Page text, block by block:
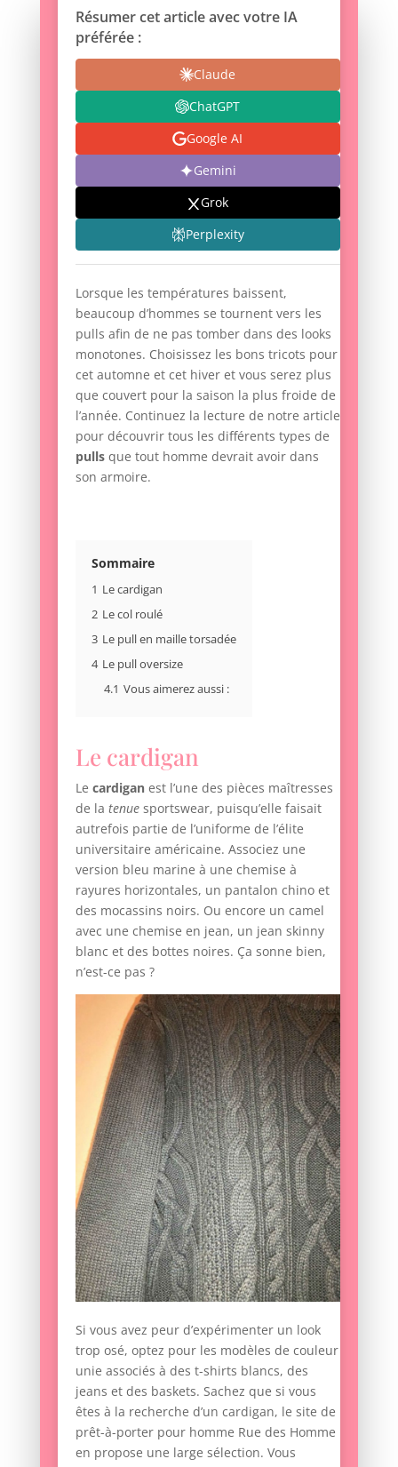
Résumer cet article avec votre IA
préférée :
Claude
ChatGPT
Google AI
Gemini
Grok
Perplexity
Lorsque les températures baissent,
beaucoup d’hommes se tournent vers les
pulls afin de ne pas tomber dans des looks
monotones. Choisissez les bons tricots pour
cet automne et cet hiver et vous serez plus
que couvert pour la saison la plus froide de
l’année. Continuez la lecture de notre article
pour découvrir tous les différents types de
pullsque tout homme devrait avoir dans
son armoire.
Sommaire
1 Le cardigan
2 Le col roulé
3 Le pull en maille torsadée
4 Le pull oversize
4.1 Vous aimerez aussi :
Le cardigan
Le cardiganest l’une des pièces maîtresses
de la tenuesportswear, puisqu’elle faisait
autrefois partie de l’uniforme de l’élite
universitaire américaine. Associez une
version bleu marine à une chemise à
rayures horizontales, un pantalon chino et
des mocassins noirs. Ou encore un camel
avec une chemise en jean, un jean skinny
blanc et des bottes noires. Ça sonne bien,
n’est-ce pas ?
Si vous avez peur d’expérimenter un look
trop osé, optez pour les modèles de couleur
unie associés à des t-shirts blancs, des
jeans et des baskets. Sachez que si vous
êtes à la recherche d’un cardigan, le site de
prêt-à-porter pour homme Rue des Homme
en propose une large sélection. Vous